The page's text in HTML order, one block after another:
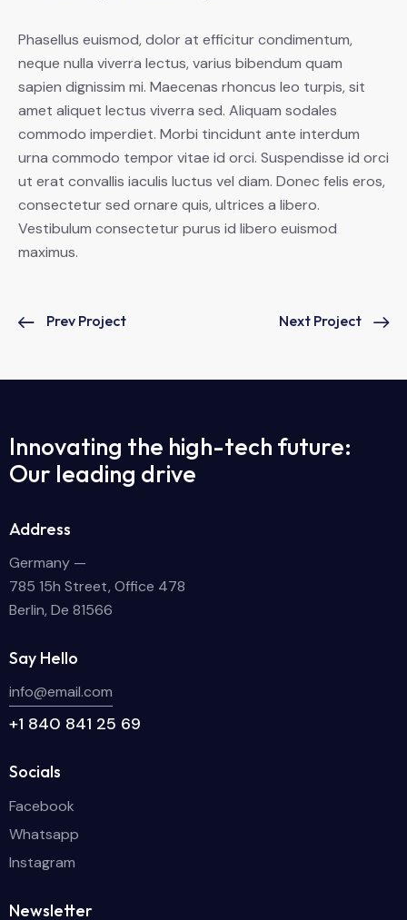
Phasellus euismod, dolor at efficitur condimentum,
neque nulla viverra lectus, varius bibendum quam
sapien dignissim mi. Maecenas rhoncus leo turpis, sit
amet aliquet lectus viverra sed. Aliquam sodales
commodo imperdiet. Morbi tincidunt ante interdum
urna commodo tempor vitae id orci. Suspendisse id orci
ut erat convallis iaculis luctus vel diam. Donec felis eros,
consectetur sed ornare quis, ultrices a libero.
Vestibulum consectetur purus id libero euismod
maximus.
Prev Project Next Project
Innovating the high-tech future:
Our leading drive
Address
Germany —
785 15h Street, Office 478
Berlin, De 81566
Say Hello
info@email.com
+1 840 841 25 69
Socials
Facebook
Whatsapp
Instagram
Newsletter